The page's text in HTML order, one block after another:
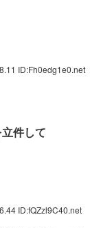
ID:Fh0edg1e0.net
件して
ID:fQZzl9C40.net